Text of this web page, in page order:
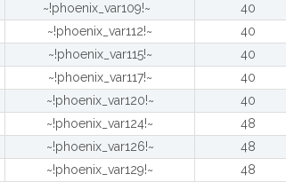
~!phoenix_var109!~
40
~!phoenix_var112!~
40
~!phoenix_var115!~
40
~!phoenix_var117!~
40
~!phoenix_var120!~
40
~!phoenix_var124!~
48
~!phoenix_var126!~
48
~!phoenix_var129!~
48